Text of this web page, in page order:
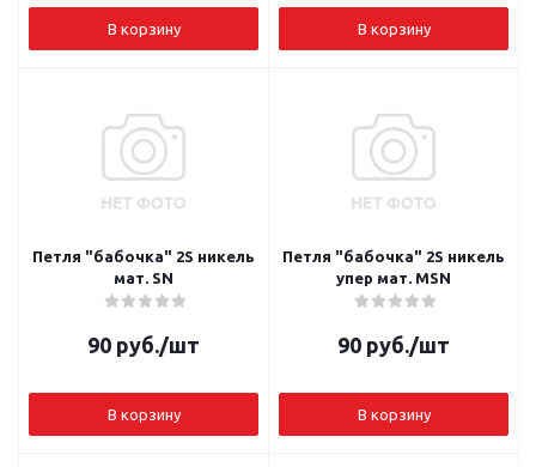
В корзину В корзину
Петля "бабочка" 2S никель
мат. SN
90 руб./шт
В корзину
Петля "бабочка" 2S никель
упер мат. MSN
90 руб./шт
В корзину